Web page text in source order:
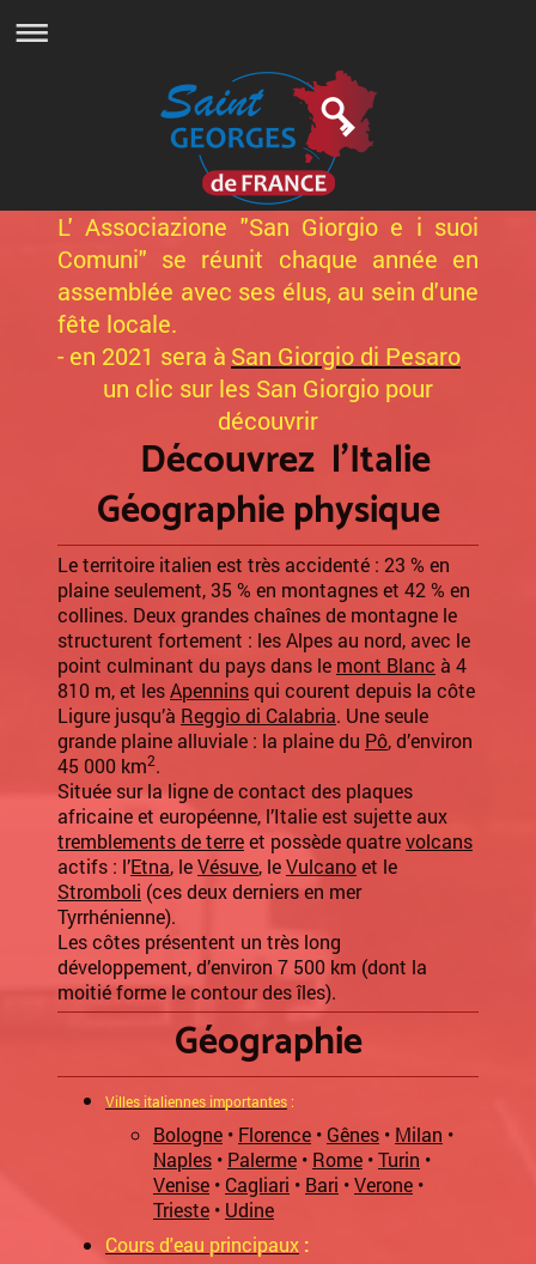
L' Associazione "San Giorgio e i suoi
Comuni" se réunit chaque année en
assemblée avec ses élus, au sein d'une
fête locale.
- en 2021 sera à San Giorgio di Pesaro
un clic sur les San Giorgio pour
découvrir
Découvrez l'Italie
Géographie physique
Le territoire italien est très accidenté : 23 % en
plaine seulement, 35 % en montagnes et 42 % en
collines. Deux grandes chaînes de montagne le
structurent fortement : les Alpes au nord, avec le
point culminant du pays dans le mont Blanc à 4
810 m, et lesApenninsqui courent depuis la côte
Ligure jusqu’à Reggio di Calabria. Une seule
grande plaine alluviale : la plaine du Pô, d’environ
45 000 km2.
Située sur la ligne de contact des plaques
africaine et européenne, l’Italie est sujette aux
tremblements de terreet possède quatrevolcans
actifs : l’Etna, leVésuve, leVulcanoet le
Stromboli (ces deux derniers en mer
Tyrrhénienne).
Les côtes présentent un très long
développement, d’environ 7 500 km (dont la
moitié forme le contour des îles).
Géographie
Villes italiennes importantes :
Bologne • Florence • Gênes • Milan •
Naples • Palerme • Rome •Turin •
Venise • Cagliari • Bari •Verone •
Trieste • Udine
Cours d'eau principaux :